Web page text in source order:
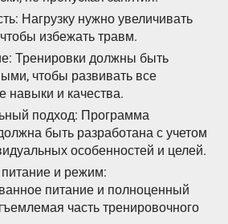
Нагрузку нужно увеличивать
избежать травм.
Тренировки должны быть
чтобы развивать все
навыки и качества.
подход: Программа
быть разработана с учетом
особенностей и целей.
и режим:
питание и полноценный
часть тренировочного